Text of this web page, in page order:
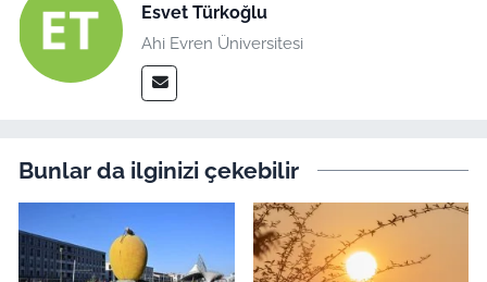
Esvet Türkoğlu
Ahi Evren Üniversitesi
Bunlar da ilginizi çekebilir